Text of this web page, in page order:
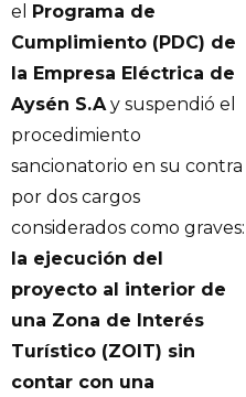
el
Programa de
Cumplimiento (PDC) de
la Empresa Eléctrica de
Aysén S.Ay suspendió el
procedimiento
sancionatorio en su contra
por dos cargos
considerados como graves:
la ejecución del
proyecto al interior de
una Zona de Interés
Turístico (ZOIT) sin
contar con una